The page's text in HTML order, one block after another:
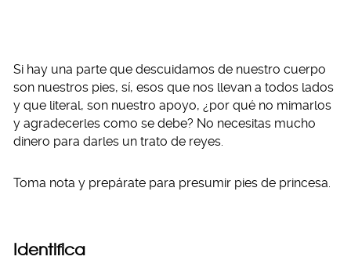
Si hay una parte que descuidamos de nuestro cuerpo
son nuestros pies, sí, esos que nos llevan a todos lados
y que literal, son nuestro apoyo, ¿por qué no mimarlos
y agradecerles como se debe? No necesitas mucho
dinero para darles un trato de reyes.
Toma nota y prepárate para presumir pies de princesa.
Identifica